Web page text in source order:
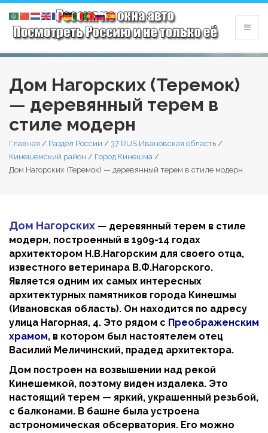
Дом Нагорских (Теремок)
— деревянный терем в
стиле модерн
Главная / Раздел России / 37 RUS Ивановская область /
Кинешемский район / Город Кинешма /
Дом Нагорских (Теремок) — деревянный терем в стиле модерн
Дом Нагорских — деревянный терем в стиле
модерн, построенный в 1909-14 годах
архитектором Н.В.Нагорским для своего отца,
известного ветеринара В.Ф.Нагорского.
Является одним их самых интересных
архитектурных памятников города Кинешмы
(Ивановская область). Он находится по адресу
улица Нагорная, 4. Это рядом с Преображенским
храмом, в котором был настоятелем отец
Василий Меличинский, прадед архитектора.
Дом построен на возвышении над рекой
Кинешемкой, поэтому виден издалека. Это
настоящий терем — яркий, украшенный резьбой,
с балконами. В башне была устроена
астрономическая обсерватория. Его можно